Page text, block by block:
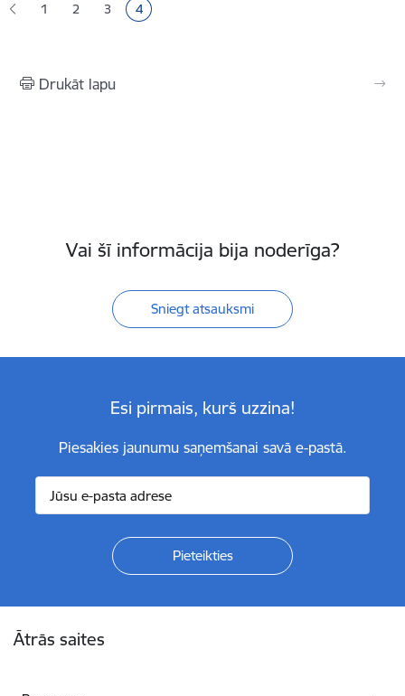
Lapa
1 Lapa
2 Lapa
3 Pašreizējā lapa
4
Drukāt lapu
Vai šī informācija bija noderīga?
Sniegt atsauksmi
Esi pirmais, kurš uzzina!
Piesakies jaunumu saņemšanai savā e-pastā.
Ātrās saites